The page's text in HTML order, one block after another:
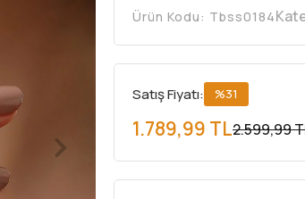
Ürün Kodu: Tbss0184
Satış Fiyatı: %31
2.599,99
1.789,99 TL